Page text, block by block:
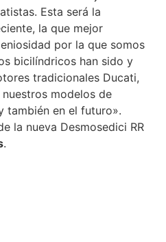
Esta será la
la que mejor
por la que somos
bicilíndricos han sido y
tradicionales Ducati,
modelos de
también en el futuro».
la nueva Desmosedici RR
.